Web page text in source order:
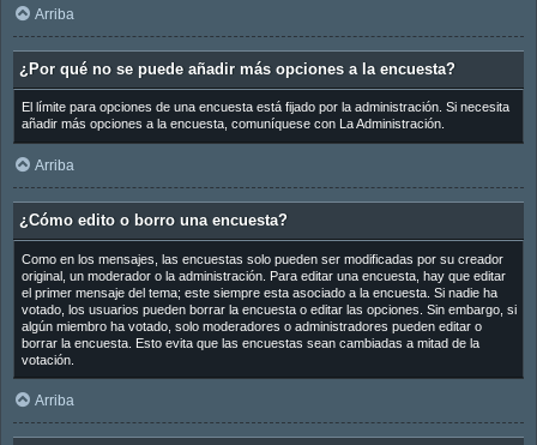
Arriba
¿Por qué no se puede añadir más opciones a la encuesta?
El límite para opciones de una encuesta está fijado por la administración. Si necesita
añadir más opciones a la encuesta, comuníquese con La Administración.
Arriba
¿Cómo edito o borro una encuesta?
Como en los mensajes, las encuestas solo pueden ser modificadas por su creador
original, un moderador o la administración. Para editar una encuesta, hay que editar
el primer mensaje del tema; este siempre esta asociado a la encuesta. Si nadie ha
votado, los usuarios pueden borrar la encuesta o editar las opciones. Sin embargo, si
algún miembro ha votado, solo moderadores o administradores pueden editar o
borrar la encuesta. Esto evita que las encuestas sean cambiadas a mitad de la
votación.
Arriba